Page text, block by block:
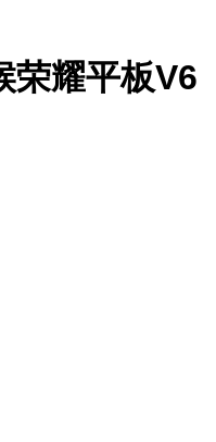
荣耀平板V6